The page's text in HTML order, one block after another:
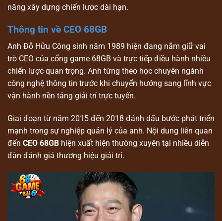
năng xây dựng chiến lược dài hạn.
Thông tin về CEO 68GB
Anh Đỗ Hữu Công sinh năm 1989 hiện đang nắm giữ vai
trò CEO của cổng game 68GB và trực tiếp điều hành nhiều
chiến lược quan trọng. Anh từng theo học chuyên ngành
công nghệ thông tin trước khi chuyển hướng sang lĩnh vực
vận hành nền tảng giải trí trực tuyến.
Giai đoạn từ năm 2015 đến 2018 đánh dấu bước phát triển
mạnh trong sự nghiệp quản lý của anh. Nội dung liên quan
đến CEO 68GB hiện xuất hiện thường xuyên tại nhiều diễn
đàn đánh giá thương hiệu giải trí.